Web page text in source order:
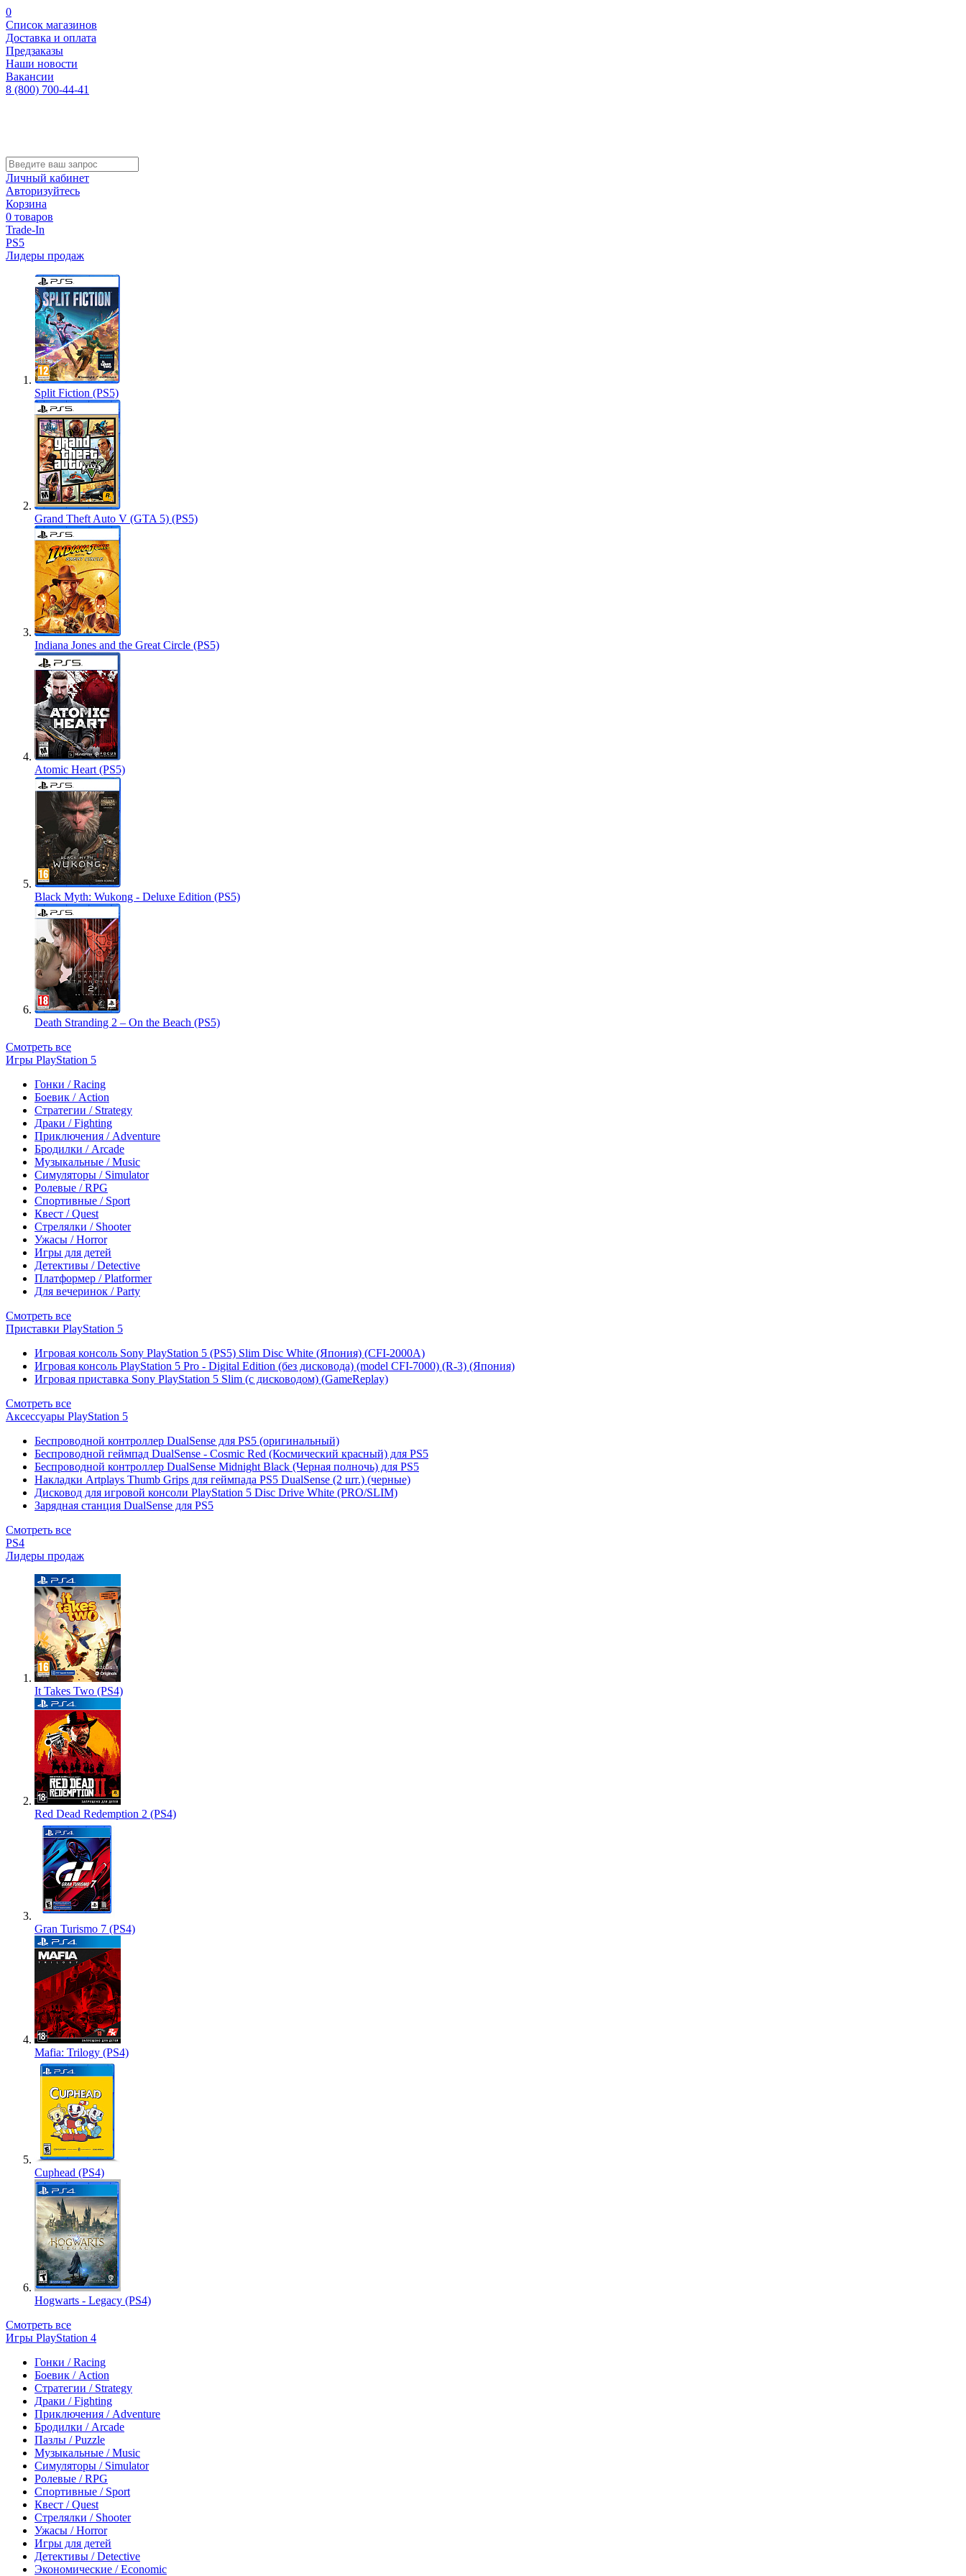
0
Список магазинов
Доставка и оплата
Предзаказы
Наши новости
Вакансии
8 (800) 700-44-41
Личный кабинет
Авторизуйтесь
Корзина
0 товаров
Trade-In
PS5
Лидеры продаж
Split Fiction (PS5)
Grand Theft Auto V (GTA 5) (PS5)
Indiana Jones and the Great Circle (PS5)
Atomic Heart (PS5)
Black Myth: Wukong - Deluxe Edition (PS5)
Death Stranding 2 – On the Beach (PS5)
Смотреть все
Игры PlayStation 5
Гонки / Racing
Боевик / Action
Стратегии / Strategy
Драки / Fighting
Приключения / Adventure
Бродилки / Arcade
Музыкальные / Music
Симуляторы / Simulator
Ролевые / RPG
Спортивные / Sport
Квест / Quest
Стрелялки / Shooter
Ужасы / Horror
Игры для детей
Детективы / Detective
Платформер / Platformer
Для вечеринок / Party
Смотреть все
Приставки PlayStation 5
Игровая консоль Sony PlayStation 5 (PS5) Slim Disc White (Япония) (CFI-2000A)
Игровая консоль PlayStation 5 Pro - Digital Edition (без дисковода) (model CFI-7000) (R-3) (Япония)
Игровая приставка Sony PlayStation 5 Slim (с дисководом) (GameReplay)
Смотреть все
Аксессуары PlayStation 5
Беспроводной контроллер DualSense для PS5 (оригинальный)
Беспроводной геймпад DualSense - Cosmic Red (Космический красный) для PS5
Беспроводной контроллер DualSense Midnight Black (Черная полночь) для PS5
Накладки Artplays Thumb Grips для геймпада PS5 DualSense (2 шт.) (черные)
Дисковод для игровой консоли PlayStation 5 Disc Drive White (PRO/SLIM)
Зарядная станция DualSense для PS5
Смотреть все
PS4
Лидеры продаж
It Takes Two (PS4)
Red Dead Redemption 2 (PS4)
Gran Turismo 7 (PS4)
Mafia: Trilogy (PS4)
Cuphead (PS4)
Hogwarts - Legacy (PS4)
Смотреть все
Игры PlayStation 4
Гонки / Racing
Боевик / Action
Стратегии / Strategy
Драки / Fighting
Приключения / Adventure
Бродилки / Arcade
Пазлы / Puzzle
Музыкальные / Music
Симуляторы / Simulator
Ролевые / RPG
Спортивные / Sport
Квест / Quest
Стрелялки / Shooter
Ужасы / Horror
Игры для детей
Детективы / Detective
Экономические / Economic